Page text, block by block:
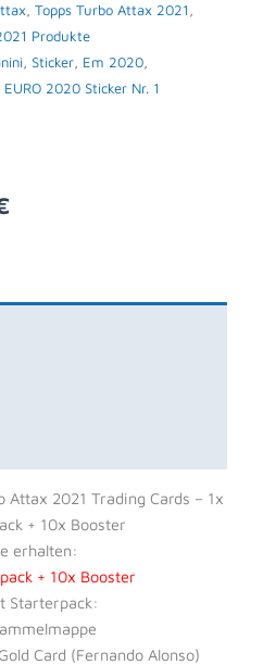
, Topps Turbo Attax 2021,
Produkte
, Sticker, Em 2020,
EURO 2020 Sticker Nr. 1
Aktueller
Attax 2021 Trading Cards – 1x
+ 10x Booster
erhalten:
+ 10x Booster
Starterpack:
Card (Fernando Alonso)